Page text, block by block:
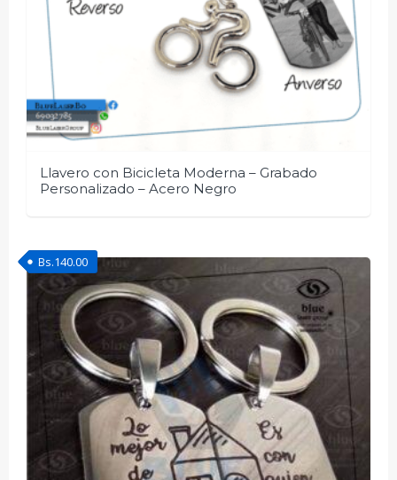
Llavero con Bicicleta Moderna – Grabado
Personalizado – Acero Negro
Bs.140.00